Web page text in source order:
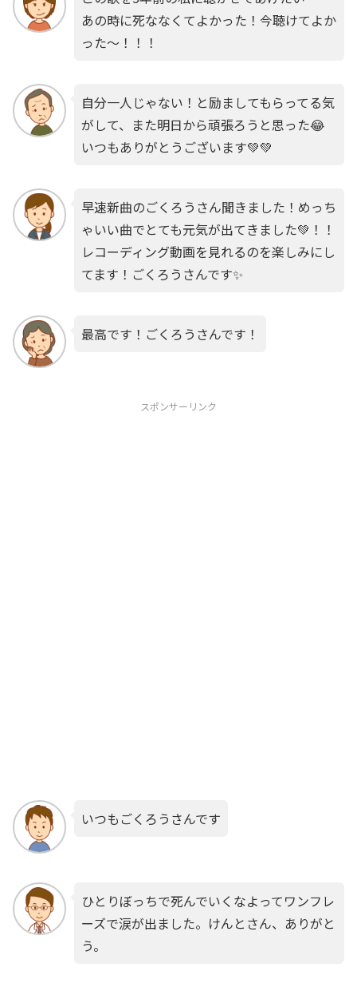
あの時に死ななくてよかった！今聴けてよか
った〜！！！
自分一人じゃない！と励ましてもらってる気
がして、また明日から頑張ろうと思った😂
いつもありがとうございます💚💚
早速新曲のごくろうさん聞きました！めっち
ゃいい曲でとても元気が出てきました💚！！
レコーディング動画を見れるのを楽しみにし
てます！ごくろうさんです✨
最高です！ごくろうさんです！
スポンサーリンク
いつもごくろうさんです
ひとりぼっちで死んでいくなよってワンフレ
ーズで涙が出ました。けんとさん、ありがと
う。